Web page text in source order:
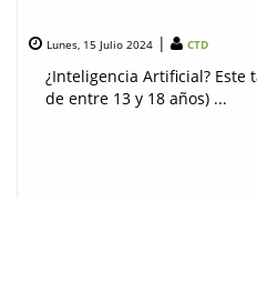
Lunes, 15 Julio 2024 | CTD
¿Inteligencia Artificial? Este
de entre 13 y 18 años) ...